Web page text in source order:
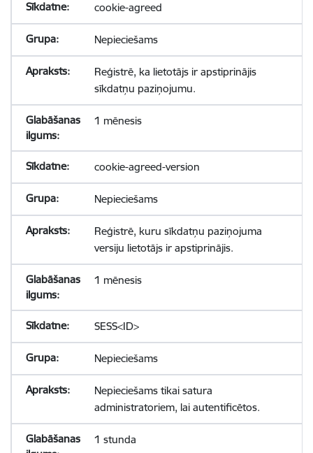
cookie-agreed
Nepieciešams
Reģistrē, ka lietotājs ir apstiprinājis
sīkdatņu paziņojumu.
1 mēnesis
cookie-agreed-version
Nepieciešams
Reģistrē, kuru sīkdatņu paziņojuma
versiju lietotājs ir apstiprinājis.
1 mēnesis
SESS<ID>
Nepieciešams
Nepieciešams tikai satura
administratoriem, lai autentificētos.
1 stunda